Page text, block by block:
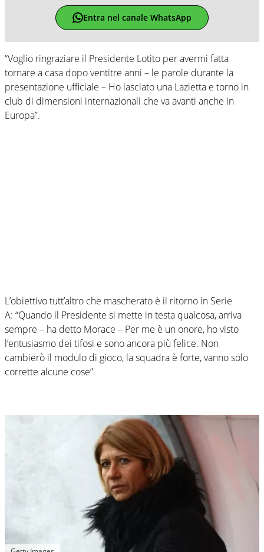
Entra nel canale WhatsApp
“Voglio ringraziare il Presidente Lotito per avermi fatta
tornare a casa dopo ventitre anni – le parole durante la
presentazione ufficiale – Ho lasciato una Lazietta e torno in
club di dimensioni internazionali che va avanti anche in
Europa”.
L’obiettivo tutt’altro che mascherato è il ritorno in Serie
A: “Quando il Presidente si mette in testa qualcosa, arriva
sempre – ha detto Morace – Per me è un onore, ho visto
l’entusiasmo dei tifosi e sono ancora più felice. Non
cambierò il modulo di gioco, la squadra è forte, vanno solo
corrette alcune cose”.